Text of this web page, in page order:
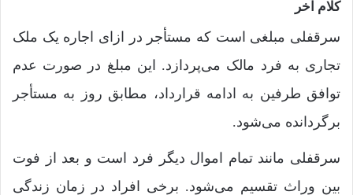
کلام آخر
سرقفلی مبلغی است که مستأجر در ازای اجاره یک ملک
تجاری به فرد مالک می‌پردازد. این مبلغ در صورت عدم
توافق طرفین به ادامه قرارداد، مطابق روز به مستأجر
برگردانده می‌شود.
سرقفلی مانند تمام اموال دیگر فرد است و بعد از فوت
بین وراث تقسیم می‌شود. برخی افراد در زمان زندگی